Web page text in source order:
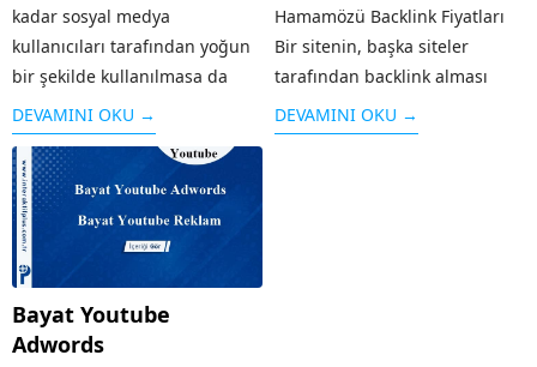
kadar sosyal medya
kullanıcıları tarafından yoğun
bir şekilde kullanılmasa da
özellikle grafik / görsel
aramaları için sık kullanılan bir
platform olan Pinterest’te yer
almak işletmenizi öne
çıkaracaktır. Özellikle
Pinterest’in kitlesine...
DEVAMINI OKU →
Hamamözü Backlink Fiyatları
Bir sitenin, başka siteler
tarafından backlink alması
yani kendi adresinin verilmesi,
o sitenin hem reklamı olduğu
DEVAMINI OKU →
Bayat Youtube
Adwords